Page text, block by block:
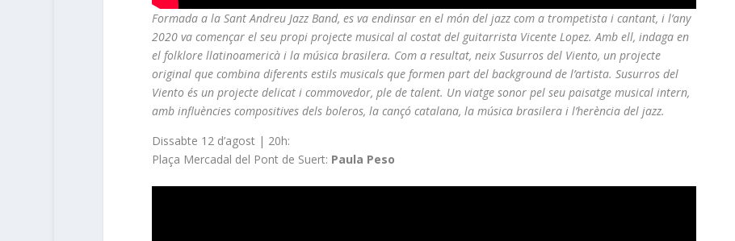
Formada a la Sant Andreu Jazz Band, es va endinsar en el món del jazz com a trompetista i cantant, i l’any
2020 va començar el seu propi projecte musical al costat del guitarrista Vicente Lopez. Amb ell, indaga en
el folklore llatinoamericà i la música brasilera. Com a resultat, neix Susurros del Viento, un projecte
original que combina diferents estils musicals que formen part del background de l’artista. Susurros del
Viento és un projecte delicat i commovedor, ple de talent. Un viatge sonor pel seu paisatge musical intern,
amb influències compositives dels boleros, la cançó catalana, la música brasilera i l’herència del jazz.
Dissabte 12 d’agost | 20h:
Plaça Mercadal del Pont de Suert: Paula Peso